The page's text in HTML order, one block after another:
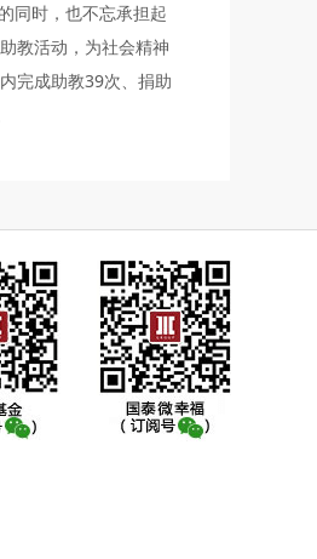
同时，也不忘承担起
教活动，为社会精神
完成助教39次、捐助